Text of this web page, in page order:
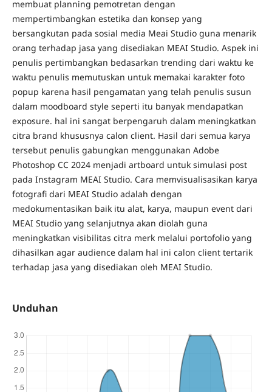
membuat planning pemotretan dengan
mempertimbangkan estetika dan konsep yang
bersangkutan pada sosial media Meai Studio guna menarik
orang terhadap jasa yang disediakan MEAI Studio. Aspek ini
penulis pertimbangkan bedasarkan trending dari waktu ke
waktu penulis memutuskan untuk memakai karakter foto
popup karena hasil pengamatan yang telah penulis susun
dalam moodboard style seperti itu banyak mendapatkan
exposure. hal ini sangat berpengaruh dalam meningkatkan
citra brand khususnya calon client. Hasil dari semua karya
tersebut penulis gabungkan menggunakan Adobe
Photoshop CC 2024 menjadi artboard untuk simulasi post
pada Instagram MEAI Studio. Cara memvisualisasikan karya
fotografi dari MEAI Studio adalah dengan
medokumentasikan baik itu alat, karya, maupun event dari
MEAI Studio yang selanjutnya akan diolah guna
meningkatkan visibilitas citra merk melalui portofolio yang
dihasilkan agar audience dalam hal ini calon client tertarik
terhadap jasa yang disediakan oleh MEAI Studio.
Unduhan